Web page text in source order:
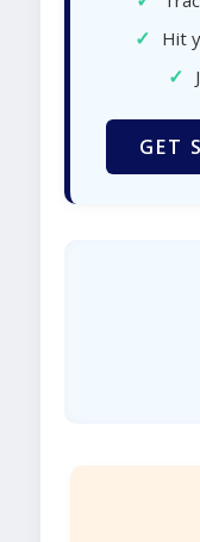
✓ Hit
✓
GET